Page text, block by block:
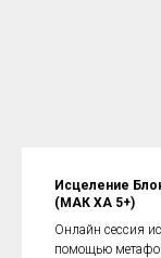
Исцеление
(МАК ХА 5+)
Онлайн сессия
помощью